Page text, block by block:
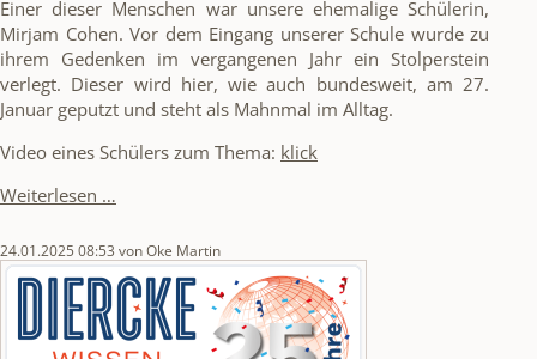
Einer dieser Menschen war unsere ehemalige Schülerin,
Mirjam Cohen. Vor dem Eingang unserer Schule wurde zu
ihrem Gedenken im vergangenen Jahr ein Stolperstein
verlegt. Dieser wird hier, wie auch bundesweit, am 27.
Januar geputzt und steht als Mahnmal im Alltag.
Video eines Schülers zum Thema: klick
Weiterlesen …
für
die
Opfer
des
Holocausts
24.01.2025 08:53 von Oke Martin